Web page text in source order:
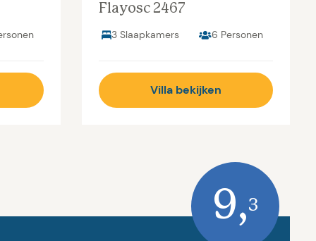
Flayosc 2467
3 Slaapkamers 6 Personen
Villa bekijken
9,3